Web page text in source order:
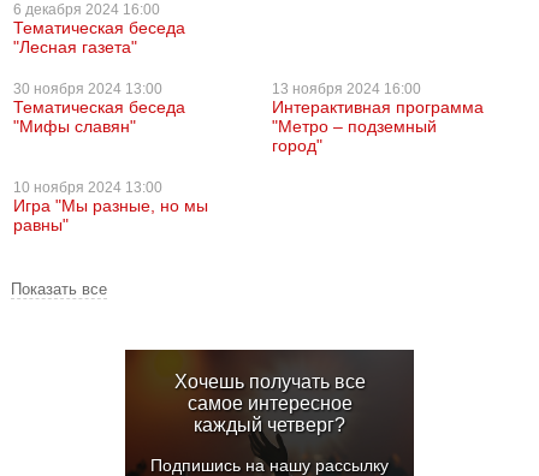
6 декабря 2024 16:00
Тематическая беседа
"Лесная газета"
30 ноября 2024 13:00
Тематическая беседа
"Мифы славян"
13 ноября 2024 16:00
Интерактивная программа
"Метро – подземный
город"
10 ноября 2024 13:00
Игра "Мы разные, но мы
равны"
Показать все
Хочешь получать все
самое интересное
каждый четверг?
Подпишись на нашу рассылку